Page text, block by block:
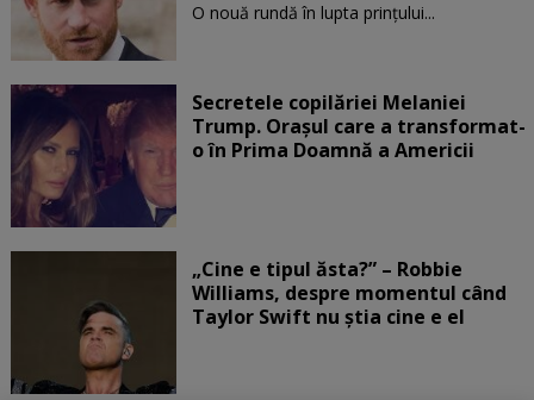
O nouă rundă în lupta prinţului...
Secretele copilăriei Melaniei
Trump. Orașul care a transformat-
o în Prima Doamnă a Americii
„Cine e tipul ăsta?” – Robbie
Williams, despre momentul când
Taylor Swift nu știa cine e el